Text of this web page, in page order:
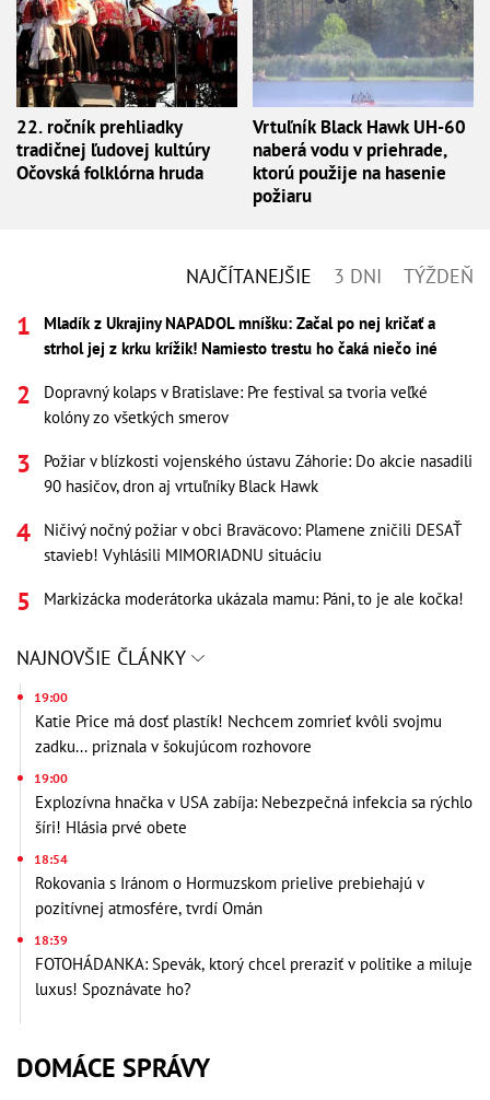
22. ročník prehliadky
tradičnej ľudovej kultúry
Očovská folklórna hruda
Vrtuľník Black Hawk UH-60
naberá vodu v priehrade,
ktorú použije na hasenie
požiaru
NAJČÍTANEJŠIE 3 DNI TÝŽDEŇ
Mladík z Ukrajiny NAPADOL mníšku: Začal po nej kričať a
strhol jej z krku krížik! Namiesto trestu ho čaká niečo iné
Dopravný kolaps v Bratislave: Pre festival sa tvoria veľké
kolóny zo všetkých smerov
Požiar v blízkosti vojenského ústavu Záhorie: Do akcie nasadili
90 hasičov, dron aj vrtuľníky Black Hawk
Ničivý nočný požiar v obci Braväcovo: Plamene zničili DESAŤ
stavieb! Vyhlásili MIMORIADNU situáciu
Markizácka moderátorka ukázala mamu: Páni, to je ale kočka!
NAJNOVŠIE ČLÁNKY
19:00
Katie Price má dosť plastík! Nechcem zomrieť kvôli svojmu
zadku... priznala v šokujúcom rozhovore
19:00
Explozívna hnačka v USA zabíja: Nebezpečná infekcia sa rýchlo
šíri! Hlásia prvé obete
18:54
Rokovania s Iránom o Hormuzskom prielive prebiehajú v
pozitívnej atmosfére, tvrdí Omán
18:39
FOTOHÁDANKA: Spevák, ktorý chcel preraziť v politike a miluje
luxus! Spoznávate ho?
DOMÁCE SPRÁVY